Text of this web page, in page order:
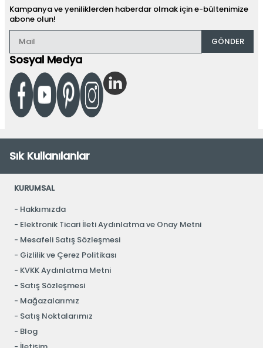
Kampanya ve yeniliklerden haberdar olmak için e-bültenimize
abone olun!
GÖNDER
Sosyal Medya
Sık Kullanılanlar
KURUMSAL
Hakkımızda
Elektronik Ticari İleti Aydınlatma ve Onay Metni
Mesafeli Satış Sözleşmesi
Gizlilik ve Çerez Politikası
KVKK Aydınlatma Metni
Satış Sözleşmesi
Mağazalarımız
Satış Noktalarımız
Blog